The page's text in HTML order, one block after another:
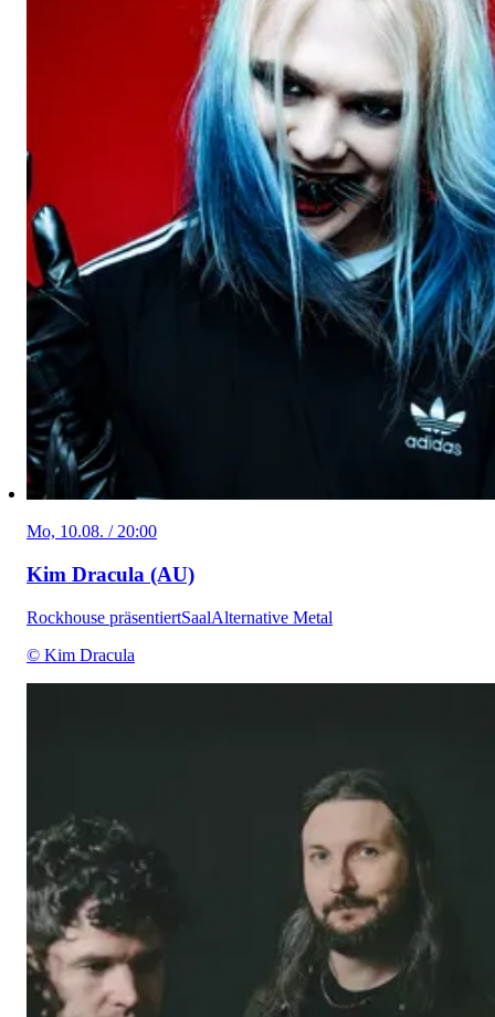
Mo, 10.08. / 20:00
Kim Dracula (AU)
Rockhouse präsentiertSaalAlternative Metal
© Kim Dracula